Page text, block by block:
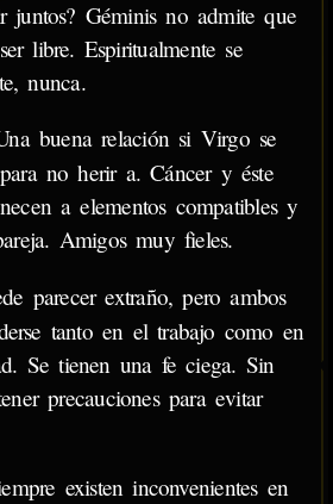
juntos? Géminis no admite que
libre. Espiritualmente se
nunca.
buena relación si Virgo se
no herir a. Cáncer y éste
a elementos compatibles y
Amigos muy fieles.
parecer extraño, pero ambos
tanto en el trabajo como en
Se tienen una fe ciega. Sin
precauciones para evitar
existen inconvenientes en